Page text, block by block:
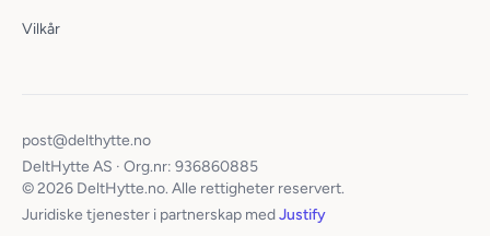
Vilkår
post@delthytte.no
DeltHytte AS · Org.nr: 936860885
© 2026 DeltHytte.no. Alle rettigheter reservert.
Juridiske tjenester i partnerskap medJustify